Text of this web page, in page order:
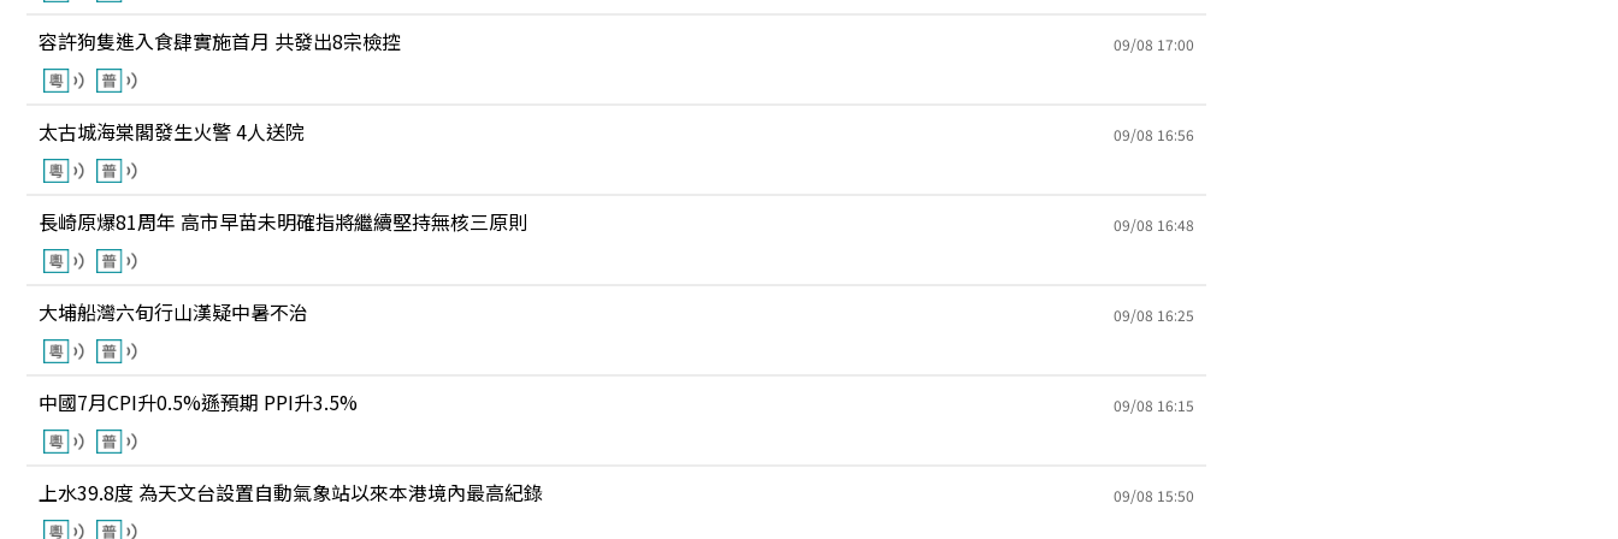
容許狗隻進入食肆實施首月 共發出8宗檢控 09/08 17:00
太古城海棠閣發生火警 4人送院 09/08 16:56
長崎原爆81周年 高市早苗未明確指將繼續堅持無核三原則 09/08 16:48
大埔船灣六旬行山漢疑中暑不治 09/08 16:25
中國7月CPI升0.5%遜預期 PPI升3.5% 09/08 16:15
上水39.8度 為天文台設置自動氣象站以來本港境內最高紀錄 09/08 15:50